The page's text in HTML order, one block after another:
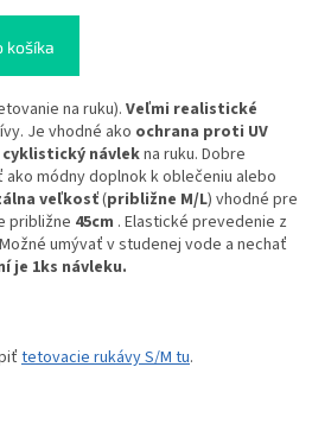
košíka
na ruku). Veľmi realistické
Je vhodné ako ochrana proti UV
cyklistický návlekna ruku. Dobre
módny doplnok k oblečeniu alebo
veľkosť(približne M/L) vhodné pre
približne 45cm . Elastické prevedenie z
umývať v studenej vode a nechať
je 1ks návleku.
tetovacie rukávy S/M tu.